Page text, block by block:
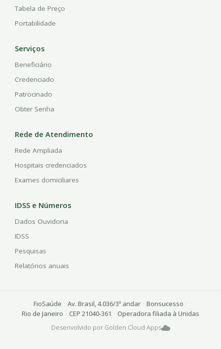
Tabela de Preço
Portabilidade
Serviços
Beneficiário
Credenciado
Patrocinado
Obter Senha
Rede de Atendimento
Rede Ampliada
Hospitais credenciados
Exames domiciliares
IDSS e Números
Dados Ouvidoria
IDSS
Pesquisas
Relatórios anuais
FioSaúde · Av. Brasil, 4.036/3º andar · Bonsucesso ·
Rio de Janeiro · CEP 21040-361 · Operadora filiada à Unidas
Desenvolvido por Golden Cloud Apps